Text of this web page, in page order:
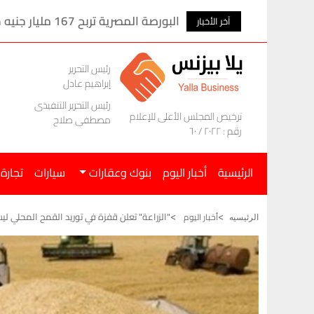
آخر الأخبار البورصة المصرية تربح 167 مليار جنيه خلال الأسبوع الماضى
ترخيص المجلس الأعلى للإعلام
رقم : ٢٠٢٢ / ٦٠
رئيس التحرير
إبراهيم عادل
رئيس التحرير التنفيذى
مصطفى صلاح
الرئيسية أخبار اليوم بنوك وعقارات سيارات
الرئيسيه أخبار اليوم "الزراعة" تعلن قفزة في توريد القمح المحلي ليسجل